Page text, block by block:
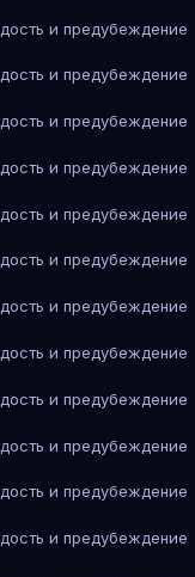
и предубеждение
и предубеждение
и предубеждение
и предубеждение
и предубеждение
и предубеждение
и предубеждение
и предубеждение
и предубеждение
и предубеждение
и предубеждение
и предубеждение